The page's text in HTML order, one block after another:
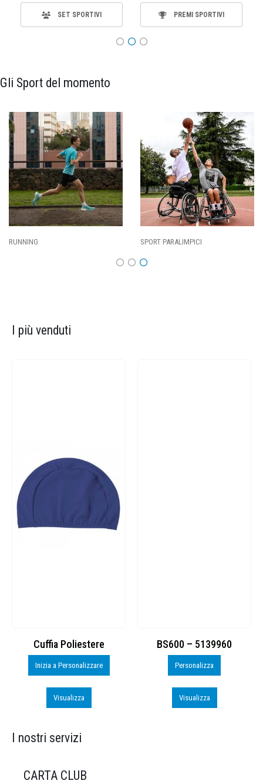
SET SPORTIVI PREMI SPORTIVI
Gli Sport del momento
RUNNING SPORT PARALIMPICI
I più venduti
Cuffia Poliestere
Inizia a Personalizzare
Visualizza
BS600 – 5139960
Personalizza
Visualizza
I nostri servizi
CARTA CLUB